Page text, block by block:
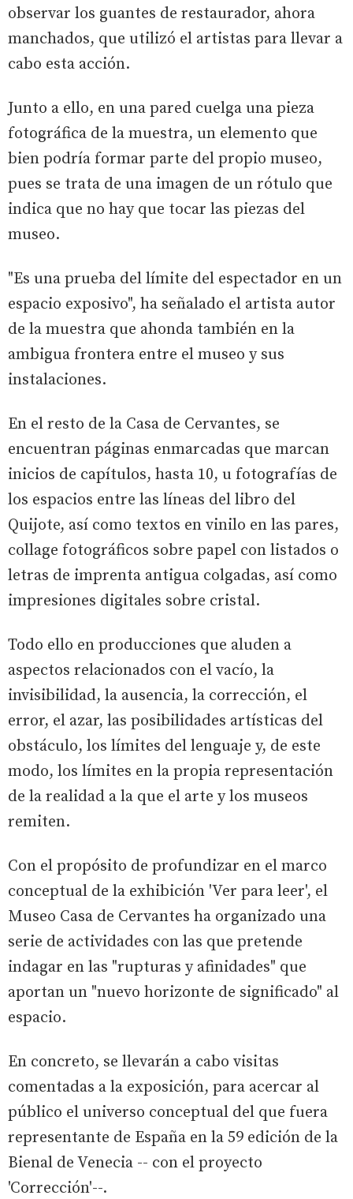
observar los guantes de restaurador, ahora
manchados, que utilizó el artistas para llevar a
cabo esta acción.
Junto a ello, en una pared cuelga una pieza
fotográfica de la muestra, un elemento que
bien podría formar parte del propio museo,
pues se trata de una imagen de un rótulo que
indica que no hay que tocar las piezas del
museo.
"Es una prueba del límite del espectador en un
espacio exposivo", ha señalado el artista autor
de la muestra que ahonda también en la
ambigua frontera entre el museo y sus
instalaciones.
En el resto de la Casa de Cervantes, se
encuentran páginas enmarcadas que marcan
inicios de capítulos, hasta 10, u fotografías de
los espacios entre las líneas del libro del
Quijote, así como textos en vinilo en las pares,
collage fotográficos sobre papel con listados o
letras de imprenta antigua colgadas, así como
impresiones digitales sobre cristal.
Todo ello en producciones que aluden a
aspectos relacionados con el vacío, la
invisibilidad, la ausencia, la corrección, el
error, el azar, las posibilidades artísticas del
obstáculo, los límites del lenguaje y, de este
modo, los límites en la propia representación
de la realidad a la que el arte y los museos
remiten.
Con el propósito de profundizar en el marco
conceptual de la exhibición 'Ver para leer', el
Museo Casa de Cervantes ha organizado una
serie de actividades con las que pretende
indagar en las "rupturas y afinidades" que
aportan un "nuevo horizonte de significado" al
espacio.
En concreto, se llevarán a cabo visitas
comentadas a la exposición, para acercar al
público el universo conceptual del que fuera
representante de España en la 59 edición de la
Bienal de Venecia -- con el proyecto
'Corrección'--.